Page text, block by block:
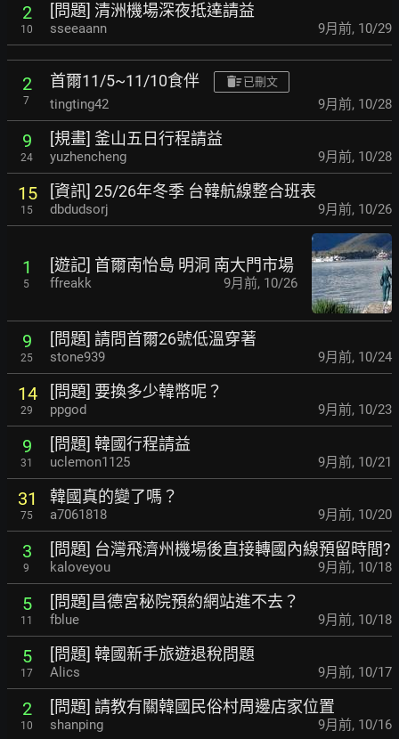
2
10
[問題] 清洲機場深夜抵達請益
sseeaann 9月前, 10/29
2
7
首爾11/5~11/10食伴 已刪文
tingting42 9月前, 10/28
9
24
[規畫] 釜山五日行程請益
yuzhencheng 9月前, 10/28
15
15
[資訊] 25/26年冬季 台韓航線整合班表
dbdudsorj 9月前, 10/26
1
5
[遊記] 首爾南怡島 明洞 南大門市場
ffreakk 9月前, 10/26
9
25
[問題] 請問首爾26號低溫穿著
stone939 9月前, 10/24
14
29
[問題] 要換多少韓幣呢？
ppgod 9月前, 10/23
9
31
[問題] 韓國行程請益
uclemon1125 9月前, 10/21
31
75
韓國真的變了嗎？
a7061818 9月前, 10/20
3
9
[問題] 台灣飛濟州機場後直接轉國內線預留時間?
kaloveyou 9月前, 10/18
5
11
[問題]昌德宮秘院預約網站進不去？
fblue 9月前, 10/18
5
17
[問題] 韓國新手旅遊退稅問題
Alics 9月前, 10/17
2
10
[問題] 請教有關韓國民俗村周邊店家位置
shanping 9月前, 10/16